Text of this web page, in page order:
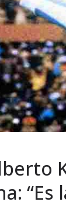
“Es